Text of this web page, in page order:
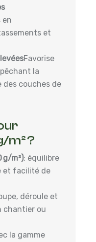
en
et
Favorise
la
couches de
m² ?
g/m²): équilibre
et facilité de
déroule et
chantier ou
la gamme